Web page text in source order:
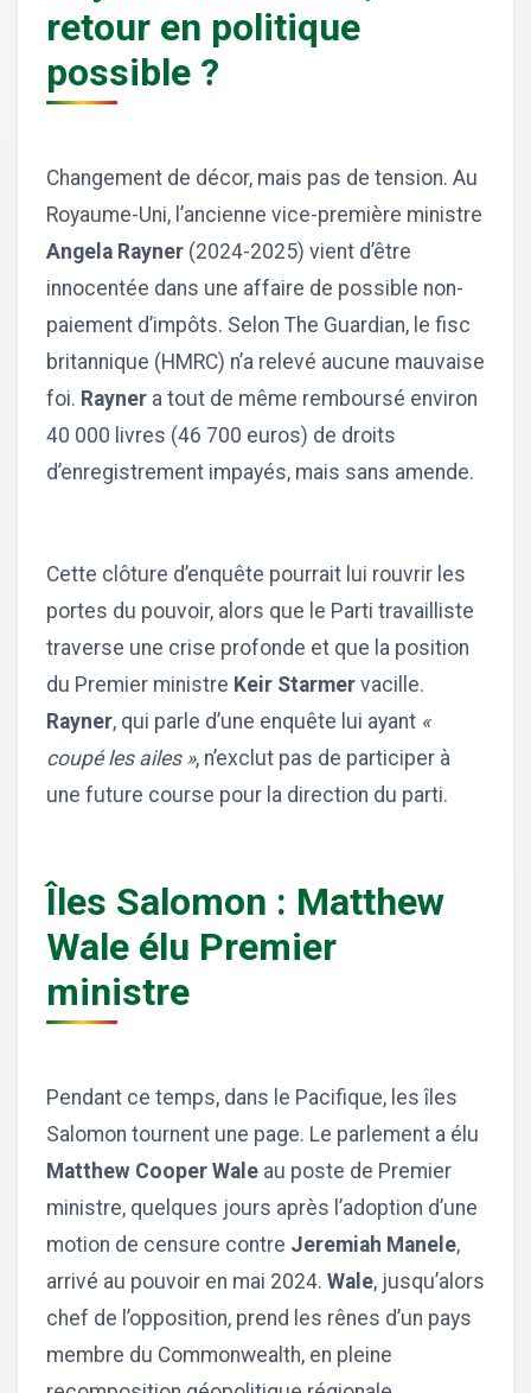
retour en politique
possible ?
Changement de décor, mais pas de tension. Au
Royaume-Uni, l’ancienne vice-première ministre
Angela Rayner (2024-2025) vient d’être
innocentée dans une affaire de possible non-
paiement d’impôts. Selon The Guardian, le fisc
britannique (HMRC) n’a relevé aucune mauvaise
foi. Rayner a tout de même remboursé environ
40 000 livres (46 700 euros) de droits
d’enregistrement impayés, mais sans amende.
Cette clôture d’enquête pourrait lui rouvrir les
portes du pouvoir, alors que le Parti travailliste
traverse une crise profonde et que la position
du Premier ministre Keir Starmer vacille.
Rayner, qui parle d’une enquête lui ayant «
coupé les ailes », n’exclut pas de participer à
une future course pour la direction du parti.
Îles Salomon : Matthew
Wale élu Premier
ministre
Pendant ce temps, dans le Pacifique, les îles
Salomon tournent une page. Le parlement a élu
Matthew Cooper Wale au poste de Premier
ministre, quelques jours après l’adoption d’une
motion de censure contre Jeremiah Manele,
arrivé au pouvoir en mai 2024. Wale, jusqu’alors
chef de l’opposition, prend les rênes d’un pays
membre du Commonwealth, en pleine